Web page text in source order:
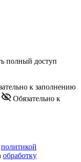
полный доступ
к заполнению
Обязательно к
политикой
обработку